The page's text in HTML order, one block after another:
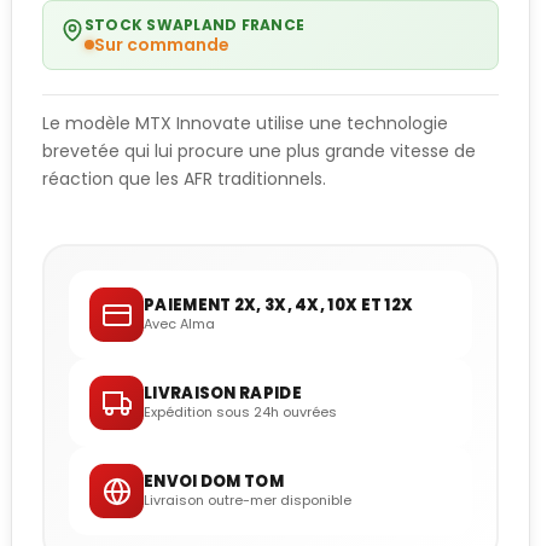
STOCK SWAPLAND FRANCE
Sur commande
Le modèle MTX Innovate utilise une technologie
brevetée qui lui procure une plus grande vitesse de
réaction que les AFR traditionnels.
PAIEMENT 2X, 3X, 4X, 10X ET 12X
Avec Alma
LIVRAISON RAPIDE
Expédition sous 24h ouvrées
ENVOI DOM TOM
Livraison outre-mer disponible